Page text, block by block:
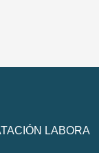
LABORA